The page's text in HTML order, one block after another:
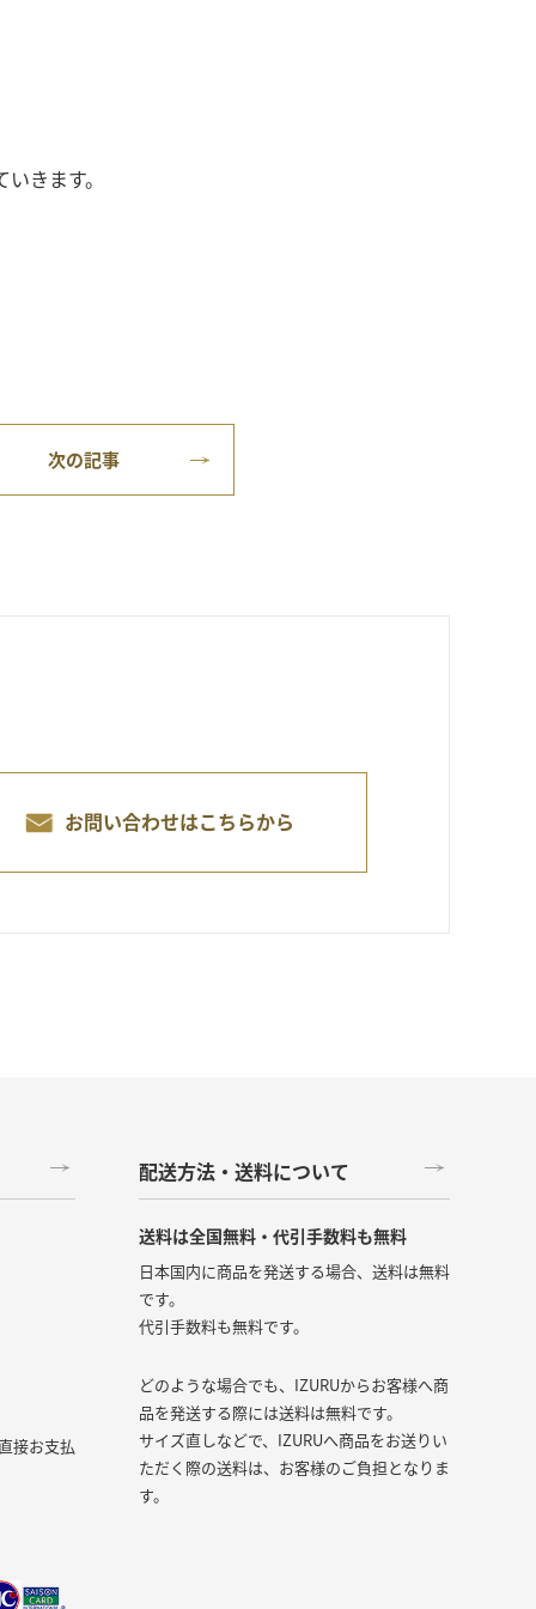
きます。
次の記事
お問い合わせはこちらから
接お支払
配送方法・送料について
送料は全国無料・代引手数料も無料
日本国内に商品を発送する場合、送料は無料
です。
代引手数料も無料です。
どのような場合でも、IZURUからお客様へ商
品を発送する際には送料は無料です。
サイズ直しなどで、IZURUへ商品をお送りい
ただく際の送料は、お客様のご負担となりま
す。